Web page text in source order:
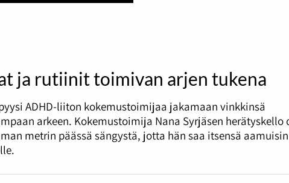
ja rutiinit toimivan arjen tukena
ADHD-liiton kokemustoimijaa jakamaan vinkkinsä
arkeen. Kokemustoimija Nana Syrjäsen herätyskello
metrin päässä sängystä, jotta hän saa itsensä aamuisin